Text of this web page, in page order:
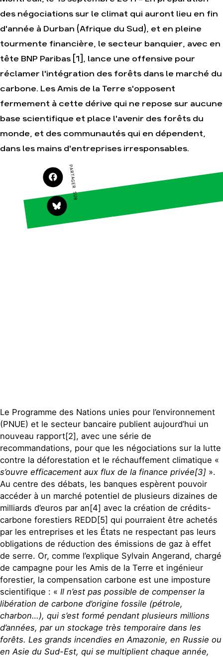
S'engager sur le
terrain
Agir au quotidien
Soutenir les
campagnes
Transmettre tout ou
patrimoine
Télécharger
guides éco-citoyens
Nos thématiques
Climat – Énergie
Surproduction
Agriculture
Finance
Multinationales
Forêts
Actualités
Espace presse
Publications
des négociations sur le climat qui auront lieu en fin
d'année à Durban (Afrique du Sud), et en pleine
tourmente financière, le secteur banquier, avec en
tête BNP Paribas [1], lance une offensive pour
réclamer l'intégration des forêts dans le marché du
carbone. Les Amis de la Terre s'opposent
fermement à cette dérive qui ne repose sur aucune
base scientifique et place l'avenir des forêts du
monde, et des communautés qui en dépendent,
dans les mains d'entreprises irresponsables.
PARTAGER SUR
Le Programme des Nations unies pour l’environnement
(PNUE) et le secteur bancaire publient aujourd’hui un
nouveau rapport[2], avec une série de
recommandations, pour que les négociations sur la lutte
contre la déforestation et le réchauffement climatique «
s’ouvre efficacement aux flux de la finance privée[3] ».
Au centre des débats, les banques espèrent pouvoir
accéder à un marché potentiel de plusieurs dizaines de
milliards d’euros par an[4] avec la création de crédits-
carbone forestiers REDD[5] qui pourraient être achetés
par les entreprises et les États ne respectant pas leurs
obligations de réduction des émissions de gaz à effet
de serre. Or, comme l’explique Sylvain Angerand, chargé
de campagne pour les Amis de la Terre et ingénieur
forestier, la compensation carbone est une imposture
scientifique : « Il n’est pas possible de compenser la
libération de carbone d’origine fossile (pétrole,
charbon…), qui s’est formé pendant plusieurs millions
d’années, par un stockage très temporaire dans les
forêts. Les grands incendies en Amazonie, en Russie ou
en Asie du Sud-Est, qui se multiplient chaque année,